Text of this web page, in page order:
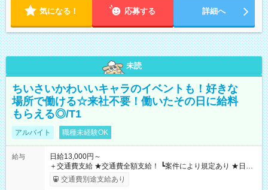
気になる！ 応募する 詳細へ
未読
ちいさいかわいいキャラのイベントも！好きな
場所で働ける☆来社不要！働いたその日に給料
もらえる◎/T1
アルバイト 職種未経験OK
給与
日給13,000円～
＋交通費支給 ★交通費全額支給！ ┗案件により規定あり ★日払
いOK！（規定あり） ┗働いたその日に現金GET♪ お仕事後はコ
ンビニATMから 日払い分を引き落とせます！ 【試用期間】試
交通費別途支給あり